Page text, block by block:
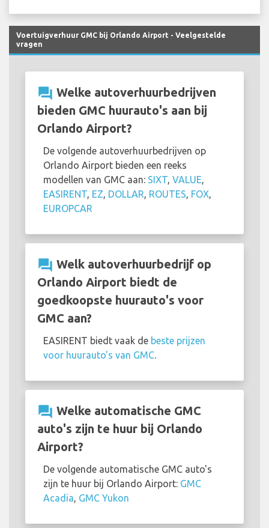
Voertuigverhuur GMC bij Orlando Airport - Veelgestelde
vragen
question_answer Welke autoverhuurbedrijven
bieden GMC huurauto's aan bij
Orlando Airport?
De volgende autoverhuurbedrijven op
Orlando Airport bieden een reeks
modellen van GMC aan: SIXT, VALUE,
EASIRENT, EZ, DOLLAR, ROUTES, FOX,
EUROPCAR
question_answer Welk autoverhuurbedrijf op
Orlando Airport biedt de
goedkoopste huurauto's voor
GMC aan?
EASIRENT biedt vaak de beste prijzen
voor huurauto's van GMC.
question_answer Welke automatische GMC
auto's zijn te huur bij Orlando
Airport?
De volgende automatische GMC auto's
zijn te huur bij Orlando Airport: GMC
Acadia, GMC Yukon